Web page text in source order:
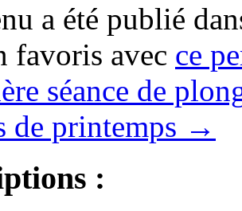
a été publié
favoris avec ce
séance de
de printemps →
: